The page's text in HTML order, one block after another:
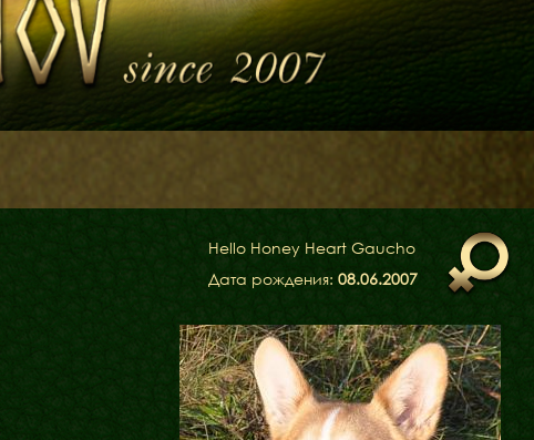
Hello Honey Heart Gaucho
Дата рождения: 08.06.2007